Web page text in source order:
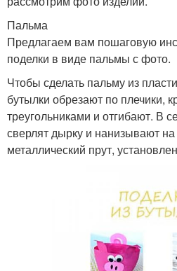
Пальма
Предлагаем вам пошаговую
поделки в виде пальмы с фото.
Чтобы сделать пальму из
бутылки обрезают по плечики,
треугольниками и отгибают. В
сверлят дырку и нанизывают
металлический прут,